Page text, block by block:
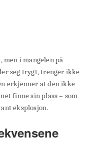
men i mangelen på
seg trygt, trenger ikke
erkjenner at den ikke
finne sin plass – som
eksplosjon.